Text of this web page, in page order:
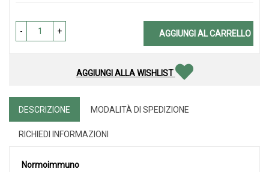
- + AGGIUNGI AL CARRELLO
AGGIUNGI ALLA WISHLIST
DESCRIZIONE MODALITÀ DI SPEDIZIONE
RICHIEDI INFORMAZIONI
Normoimmuno